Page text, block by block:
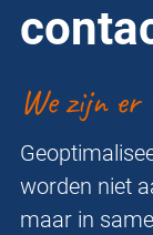
We zijn er
worden niet
maar in